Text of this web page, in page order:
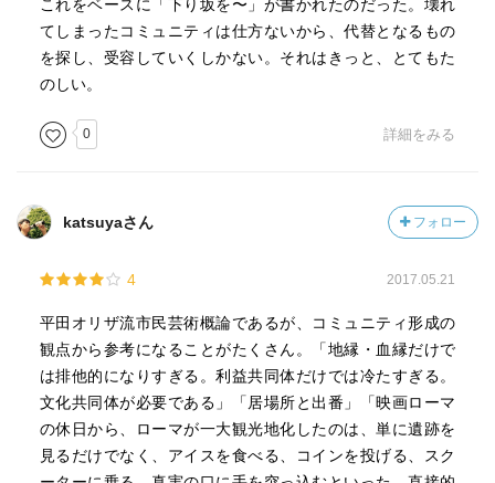
それに対して、排除する論理でなく、社会的な包摂が求め
られ、それが文化によるものになる。
阪神大震災、東関東大震災などを経験した中での社会包
十分になされない。心の救済がないというあり方が大きな
て書かれている。日本には文化ホールがたくさんあるが、
それが有効に使われていない。またその管理する人たち
も、文化を愛していない人もいる。そういうことは、変え
の場になることをだという。
この本を読みながら、あまり考えていなかった部分に光
が当てられて、なるほどなぁと思うことが多かった。ヨー
ロッパの劇を中心とした文化政策と日本の置かれている劇
の状況の格差は日本が今の時代に適応できないような気も
した。創造の場を作ることが必要であり、創造する人材を
これをベースに「下り坂を〜」が書かれたのだった。壊れ
てしまったコミュニティは仕方ないから、代替となるもの
を探し、受容していくしかない。それはきっと、とてもた
のしい。
0 詳細をみる
katsuyaさん フォロー
4 2017.05.21
平田オリザ流市民芸術概論であるが、コミュニティ形成の
観点から参考になることがたくさん。「地縁・血縁だけで
は排他的になりすぎる。利益共同体だけでは冷たすぎる。
文化共同体が必要である」「居場所と出番」「映画ローマ
の休日から、ローマが一大観光地化したのは、単に遺跡を
見るだけでなく、アイスを食べる、コインを投げる、スク